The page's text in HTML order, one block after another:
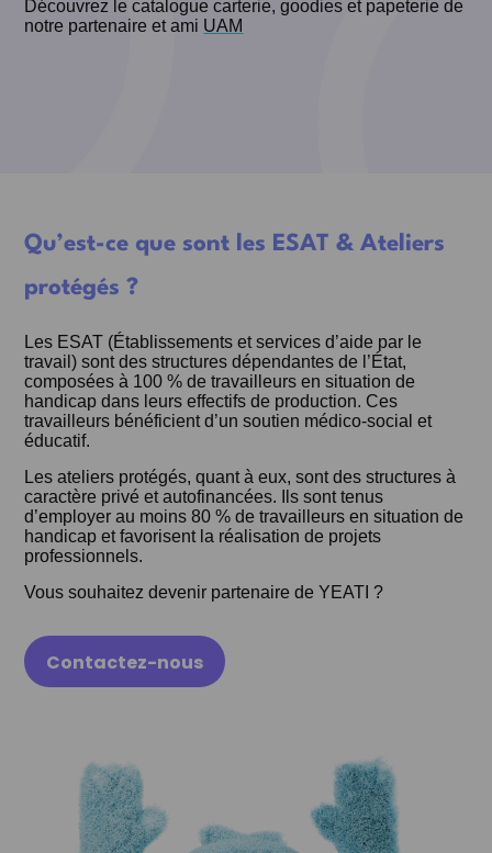
Découvrez le catalogue carterie, goodies et papeterie de
notre partenaire et ami UAM
Qu’est-ce que sont les ESAT & Ateliers
protégés ?
Les ESAT (Établissements et services d’aide par le
travail) sont des structures dépendantes de l’État,
composées à 100 % de travailleurs en situation de
handicap dans leurs effectifs de production. Ces
travailleurs bénéficient d’un soutien médico-social et
éducatif.
Les ateliers protégés, quant à eux, sont des structures à
caractère privé et autofinancées. Ils sont tenus
d’employer au moins 80 % de travailleurs en situation de
handicap et favorisent la réalisation de projets
professionnels.
Vous souhaitez devenir partenaire de YEATI ?
Contactez-nous